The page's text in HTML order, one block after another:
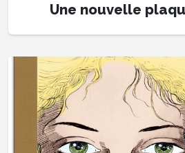
Une nouvelle